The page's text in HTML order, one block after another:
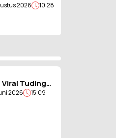
Kuasa Hukum
2026 10:28
Viral Tuding
2026 15:09